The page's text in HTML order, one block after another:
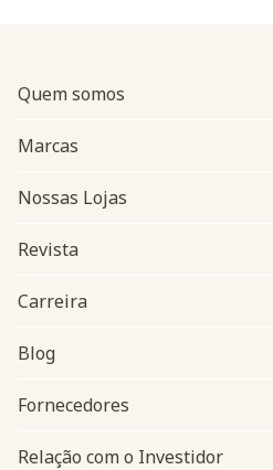
Navegação do rodapé
Quem somos
Marcas
Nossas Lojas
Revista
Carreira
Blog
Fornecedores
Relação com o Investidor